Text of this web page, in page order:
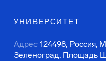
УНИВЕРСИТЕТ
Адрес 124498, Россия,
Зеленоград, Площадь